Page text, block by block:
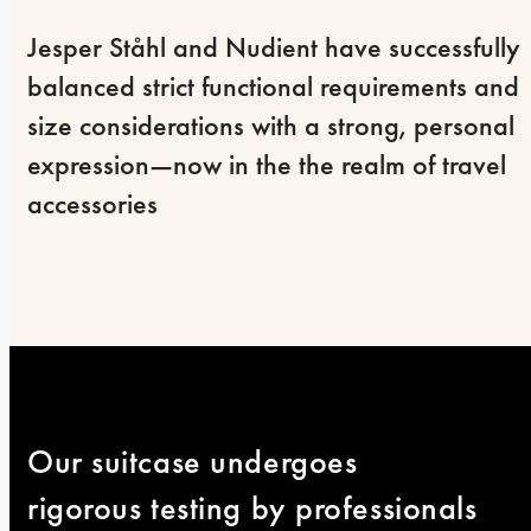
Jesper Ståhl and Nudient have successfully
balanced strict functional requirements and
size considerations with a strong, personal
expression—now in the the realm of travel
accessories
Our suitcase undergoes
rigorous testing by professionals